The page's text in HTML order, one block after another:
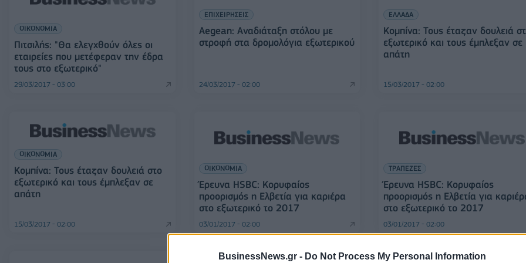
BusinessNews.gr - Do Not Process My Personal Information
ΟΙΚΟΝΟΜΙΑ
Πιτσιλής: "Θα ελεγχθούν όλες οι
εταιρείες που μετέφεραν την έδρα
τους στο εξωτερικό"
29/03/2017 - 03:00
ΕΠΙΧΕΙΡΗΣΕΙΣ
Aegean: Αναδιάταξη στόλου με
στροφή στα δρομολόγια εξωτερικού
24/03/2017 - 02:00
ΕΛΛΑΔΑ
Κομπίνα: Τους έταζαν δουλειά
εξωτερικό και τους έμπλεξαν σε
απάτη
15/03/2017 - 02:00
ΟΙΚΟΝΟΜΙΑ
Κομπίνα: Τους έταζαν δουλειά στο
εξωτερικό και τους έμπλεξαν σε
απάτη
15/03/2017 - 02:00
ΟΙΚΟΝΟΜΙΑ
Έρευνα HSBC: Κορυφαίος
προορισμός η Ελβετία για καριέρα
στο εξωτερικό το 2017
03/01/2017 - 02:00
ΤΡΑΠΕΖΕΣ
Έρευνα HSBC: Κορυφαίος
προορισμός η Ελβετία για
στο εξωτερικό το 2017
03/01/2017 - 02:00